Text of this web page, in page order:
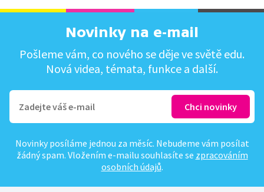
Novinky na e-mail
Pošleme vám, co nového se děje ve světě edu.
Nová videa, témata, funkce a další.
Novinky posíláme jednou za měsíc. Nebudeme vám posílat
žádný spam. Vložením e-mailu souhlasíte se zpracováním
osobních údajů.